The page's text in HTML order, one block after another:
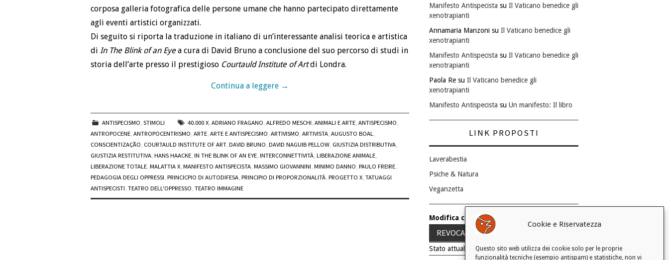
Cookie e Riservatezza
Questo sito web utilizza dei cookie solo per le proprie
funzionalità tecniche (esempio antispam) e statistiche, non vi
corposa galleria fotografica delle persone umane che hanno partecipato direttamente
agli eventi artistici organizzati.
Di seguito si riporta la traduzione in italiano di un’interessante analisi teorica e artistica
di In The Blink of an Eyea cura di David Bruno a conclusione del suo percorso di studi in
storia dell’arte presso il prestigioso Courtauld Institute of Artdi Londra.
Continua a leggere →
ANTISPECISMO ,STIMOLI 40.000 X ,ADRIANO FRAGANO ,ALFREDO MESCHI ,ANIMALI E ARTE ,ANTISPECISMO
ANTROPOCENE ANTROPOCENTRISMO ARTE ARTE E ANTISPECISMO ARTIVISMO ARTIVISTA AUGUSTO BOAL
CONSCIENTIZAÇÃO COURTAULD INSTITUTE OF ART, DAVID BRUNO DAVID NAGUIB PELLOW GIUSTIZIA DISTRIBUTIVA
GIUSTIZIA RESTITUTIVA HANS HAACKE IN THE BLINK OF AN EYE INTERCONNETTIVITÀ LIBERAZIONE ANIMALE
LIBERAZIONE TOTALE MALATTIA X MANIFESTO ANTISPECISTA MASSIMO GIOVANNINI MINIMO DANNO PAULO FREIRE
PEDAGOGIA DEGLI OPPRESSI PRINCICPIO DI AUTODIFESA PRINCIPIO DI PROPORZIONALITÀ PROGETTO X TATUAGGI
ANTISPECISTI TEATRO DELL'OPPRESSO TEATRO IMMAGINE
Manifesto Antispecista su Il Vaticano benedice gli
xenotrapianti
Annamaria Manzoni su Il Vaticano benedice gli
xenotrapianti
Manifesto Antispecista su Il Vaticano benedice gli
xenotrapianti
Paola Re su Il Vaticano benedice gli
xenotrapianti
Manifesto Antispecista su Un manifesto: Il libro
LINK PROPOSTI
Laverabestia
Psiche & Natura
Veganzetta
Modifica consenso ai cookie
REVOCA IL TUO CONSENSO
Stato attuale: Negato